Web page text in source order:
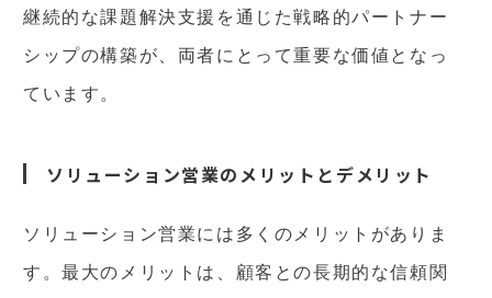
継続的な課題解決支援を通じた戦略的パートナー
シップの構築が、両者にとって重要な価値となっ
ています。
ソリューション営業のメリットとデメリット
ソリューション営業には多くのメリットがありま
す。最大のメリットは、顧客との長期的な信頼関